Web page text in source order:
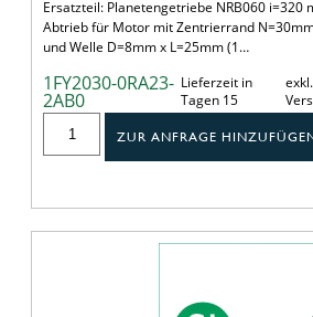
Ersatzteil: Planetengetriebe NRB060 i=320
Abtrieb für Motor mit Zentrierrand
und Welle D=8mm x L=25mm (1…
1FY2030-0RA23-
2AB0
Lieferzeit in
Tagen 15
ZUR ANFRAGE